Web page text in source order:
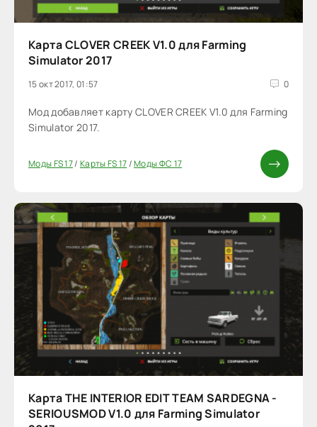
Карта CLOVER CREEK V1.0 для Farming
Simulator 2017
15 окт 2017, 01:57 0
Мод добавляет карту CLOVER CREEK V1.0 для Farming
Simulator 2017.
Моды FS 17/ Карты FS 17/Моды ФС 17
Карта THE INTERIOR EDIT TEAM SARDEGNA -
SERIOUSMOD V1.0 для Farming Simulator